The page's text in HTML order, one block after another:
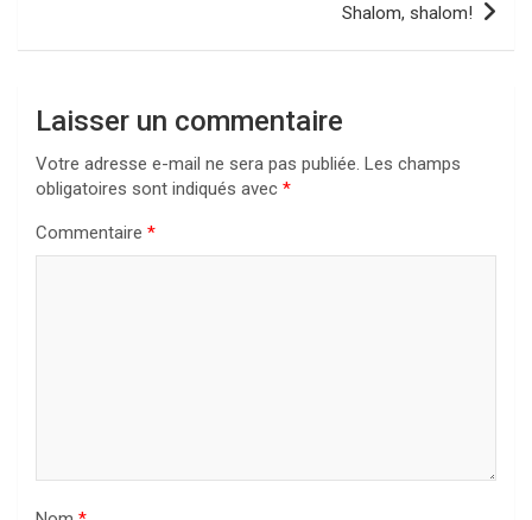
Shalom, shalom!
Laisser un commentaire
Votre adresse e-mail ne sera pas publiée. Les champs
obligatoires sont indiqués avec *
Commentaire *